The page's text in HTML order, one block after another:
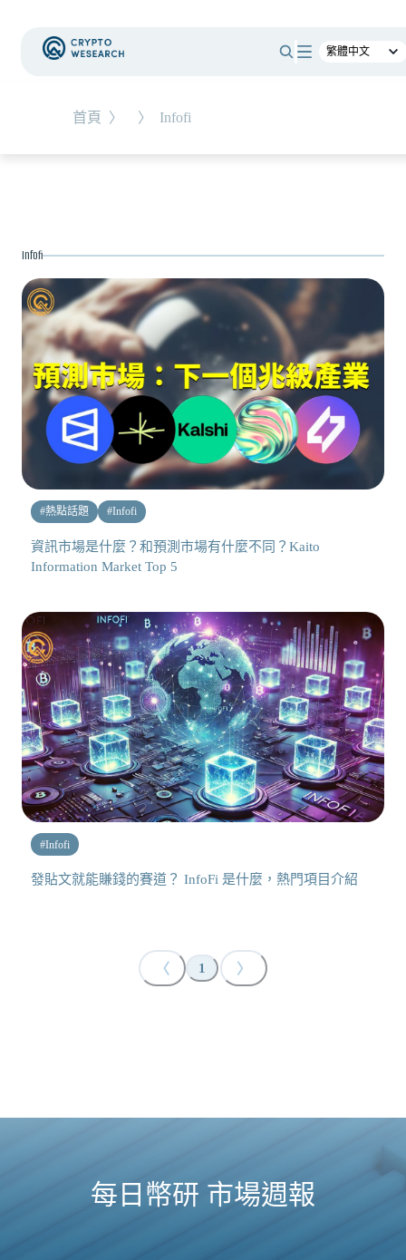
首頁 〉 〉 Infofi
NEW EVENT
NEW ARTICLES
24/7 不打烊
RWA
Infofi
#熱點話題 #Infofi
資訊市場是什麼？和預測市場有什麼不同？Kaito
Information Market Top 5
#Infofi
發貼文就能賺錢的賽道？ InfoFi 是什麼，熱門項目介紹
〈 1 〉
每日幣研 市場週報